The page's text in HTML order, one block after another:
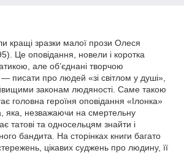
кращі зразки малої прози Олеся
Це оповідання, новели і коротка
але об’єднані творчою
писати про людей «зі світлом у душі»,
законам людяності. Саме такою
головна героїня оповідання «Ілонка»
яка, незважаючи на смертельну
татові та односельцям знайти і
бандита. На сторінках книги багато
цікавих суджень про людину, її